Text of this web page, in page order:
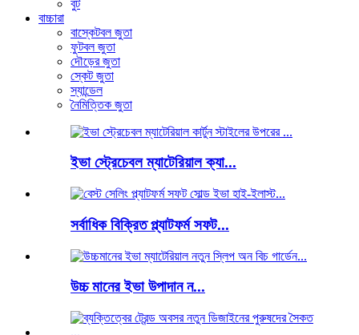
বুট
বাচ্চারা
বাস্কেটবল জুতা
ফুটবল জুতা
দৌড়ের জুতা
স্কেট জুতা
স্যান্ডেল
নৈমিত্তিক জুতা
ইভা স্ট্রেচেবল ম্যাটেরিয়াল ক্যা...
সর্বাধিক বিক্রিত প্ল্যাটফর্ম সফট...
উচ্চ মানের ইভা উপাদান ন...